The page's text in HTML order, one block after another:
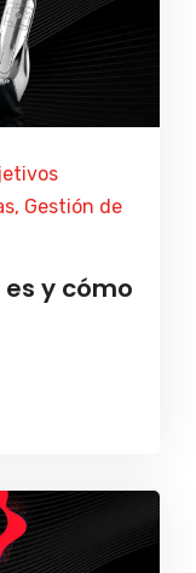
Gestión de
y cómo